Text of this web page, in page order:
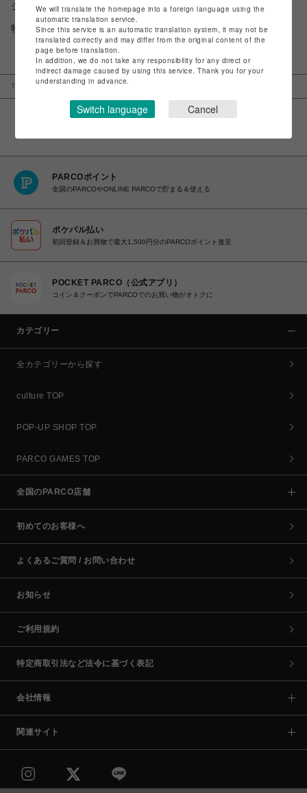
ショップお問い合わせはこちら
特定商取引法など法令に基づく表記はこちら
TOP 名古屋PARCO マウジー
PARCOポイント
全国のPARCOやONLINE PARCOで貯まる＆使える
ポケパル払い
初回登録＆お買物で最大1,500円分のPARCOポイント進呈
POCKET PARCO（公式アプリ）
コイン＆クーポンでPARCOでのお買い物がオトクに
カテゴリー
全カテゴリーから探す
culture TOP
POP-UP SHOP TOP
PARCO GAMES TOP
全国のPARCO店舗
初めてのお客様へ
よくあるご質問 / お問い合わせ
お知らせ
ご利用規約
特定商取引法など法令に基づく表記
会社情報
関連サイト
We will translate the homepage into a foreign language using the
automatic translation service.
Since this service is an automatic translation system, it may not be
translated correctly and may differ from the original content of the
page before translation.
In addition, we do not take any responsibility for any direct or
indirect damage caused by using this service. Thank you for your
understanding in advance.
Switch language Cancel